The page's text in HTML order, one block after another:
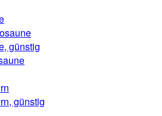
günstig
günstig